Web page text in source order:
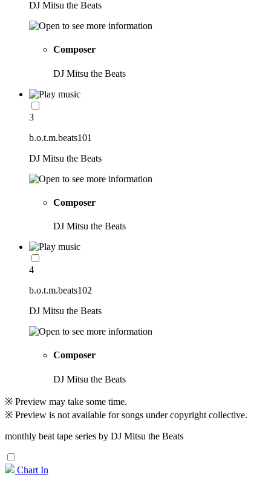
DJ Mitsu the Beats
Composer
DJ Mitsu the Beats
3
b.o.t.m.beats101
DJ Mitsu the Beats
Composer
DJ Mitsu the Beats
4
b.o.t.m.beats102
DJ Mitsu the Beats
Composer
DJ Mitsu the Beats
※ Preview may take some time.
※ Preview is not available for songs under copyright collective.
monthly beat tape series by DJ Mitsu the Beats
Chart In